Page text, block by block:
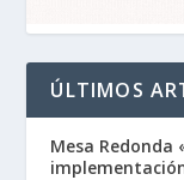
ÚLTIMOS
Mesa Redonda